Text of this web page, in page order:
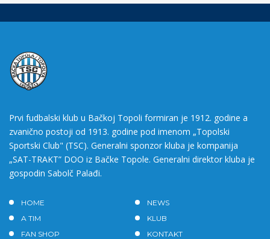
Prvi fudbalski klub u Bačkoj Topoli formiran je 1912. godine a
zvanično postoji od 1913. godine pod imenom „Topolski
Sportski Club" (TSC). Generalni sponzor kluba je kompanija
„SAT-TRAKT” DOO iz Bačke Topole. Generalni direktor kluba je
gospodin Sabolč Palađi.
HOME
NEWS
A TIM
KLUB
FAN SHOP
KONTAKT